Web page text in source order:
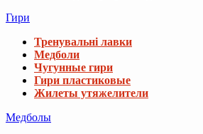
Гири
Тренувальні лавки
Медболи
Чугунные гири
Гири пластиковые
Жилеты утяжелители
Медболы